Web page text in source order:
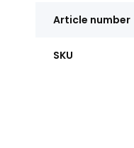
Article number
SKU